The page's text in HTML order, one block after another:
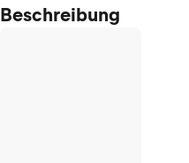
Beschreibung